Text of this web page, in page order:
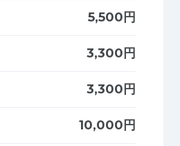
5,500円
3,300円
3,300円
10,000円